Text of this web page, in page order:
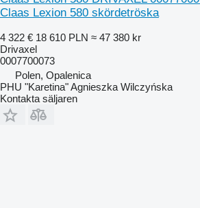
Claas Lexion 580 skördetröska
4 322 € 18 610 PLN ≈ 47 380 kr
Drivaxel
0007700073
Polen, Opalenica
PHU "Karetina" Agnieszka Wilczyńska
Kontakta säljaren